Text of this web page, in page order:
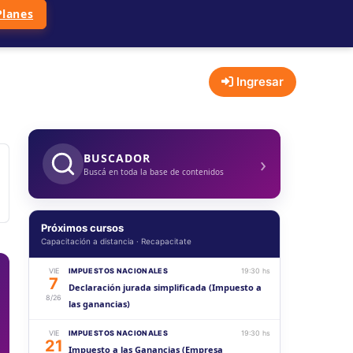
Ingresar
BUSCADOR
Buscá en toda la base de contenidos ›
Próximos cursos
Capacitación a distancia · Recapacitate
VIE
7
8/26
IMPUESTOS NACIONALES 19:30 hs
Declaración jurada simplificada (Impuesto a
las ganancias)
VIE
21
IMPUESTOS NACIONALES 19:30 hs
Impuesto a las Ganancias (Empresa